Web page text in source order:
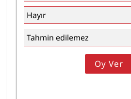
Hayır
Tahmin edilemez